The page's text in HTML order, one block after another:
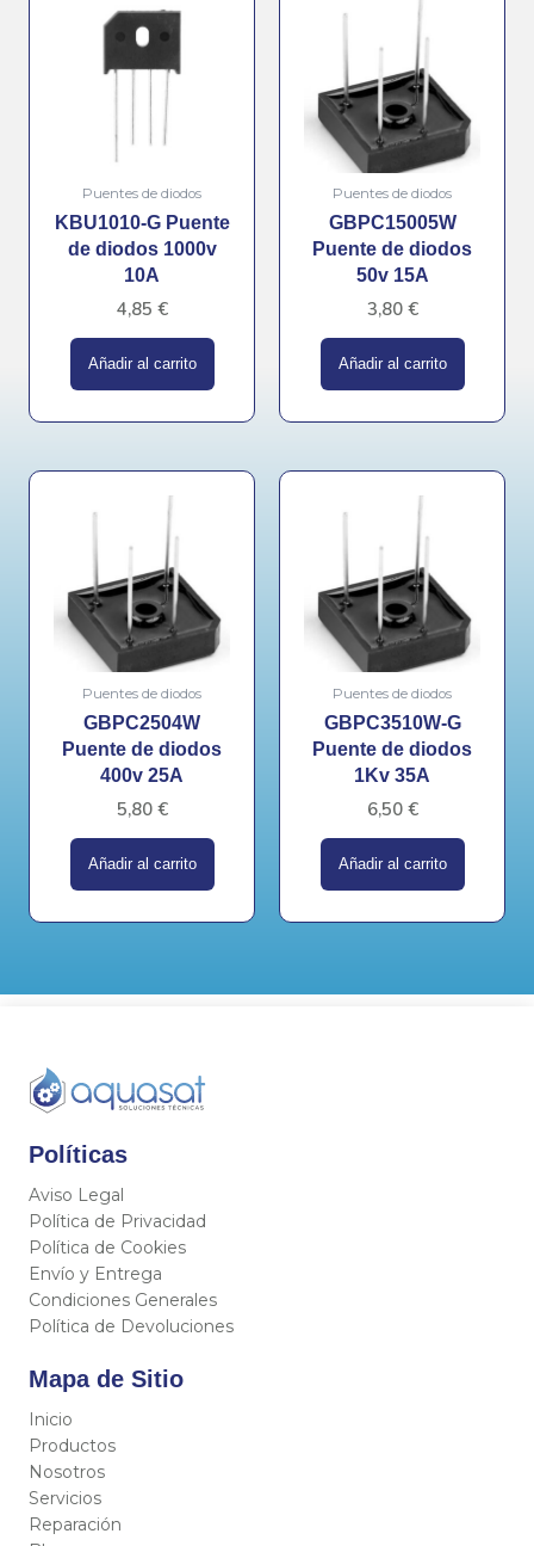
Puentes de diodos
KBU1010-G Puente
de diodos 1000v
10A
4,85 €
Añadir al carrito
Puentes de diodos
GBPC15005W
Puente de diodos
50v 15A
3,80 €
Añadir al carrito
Puentes de diodos
GBPC2504W
Puente de diodos
400v 25A
5,80 €
Añadir al carrito
Puentes de diodos
GBPC3510W-G
Puente de diodos
1Kv 35A
6,50 €
Añadir al carrito
Políticas
Aviso Legal
Política de Privacidad
Política de Cookies
Envío y Entrega
Condiciones Generales
Política de Devoluciones
Mapa de Sitio
Inicio
Productos
Nosotros
Servicios
Reparación